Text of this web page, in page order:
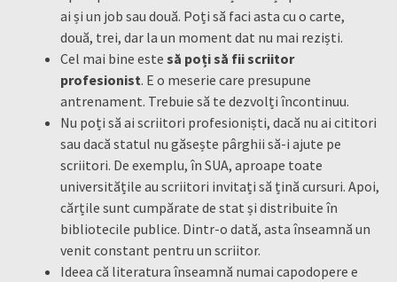
ai și un job sau două. Poți să faci asta cu o carte,
două, trei, dar la un moment dat nu mai reziști.
Cel mai bine este să poți să fii scriitor
profesionist. E o meserie care presupune
antrenament. Trebuie să te dezvolți încontinuu.
Nu poți să ai scriitori profesioniști, dacă nu ai cititori
sau dacă statul nu găsește pârghii să-i ajute pe
scriitori. De exemplu, în SUA, aproape toate
universitățile au scriitori invitați să țină cursuri. Apoi,
cărțile sunt cumpărate de stat și distribuite în
bibliotecile publice. Dintr-o dată, asta înseamnă un
venit constant pentru un scriitor.
Ideea că literatura înseamnă numai capodopere e